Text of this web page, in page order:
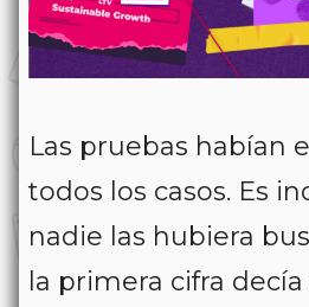
Las pruebas habían
todos los casos. Es
nadie las hubiera
la primera cifra